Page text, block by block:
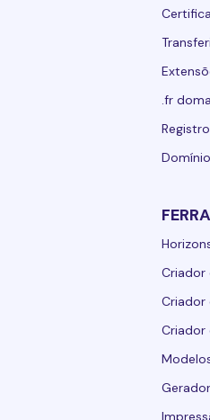
.fr
Criador
Criador
Criador